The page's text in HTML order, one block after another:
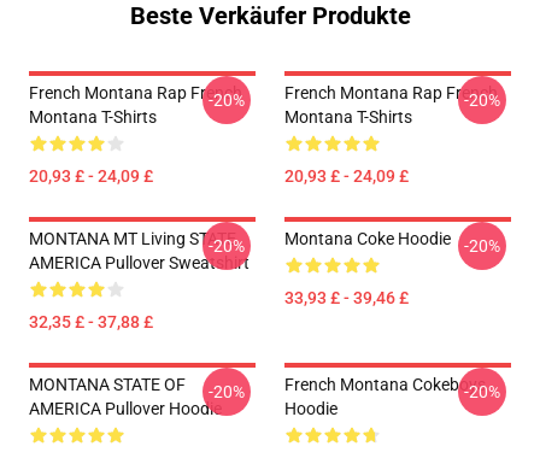
Beste Verkäufer Produkte
French Montana Rap French
Montana T-Shirts
20,93 £ - 24,09 £
-20%
French Montana Rap French
Montana T-Shirts
20,93 £ - 24,09 £
-20%
MONTANA MT Living STATE
AMERICA Pullover Sweatshirt
32,35 £ - 37,88 £
-20% Montana Coke Hoodie
33,93 £ - 39,46 £
-20%
MONTANA STATE OF
AMERICA Pullover Hoodie
-20%
French Montana Cokeboys
Hoodie
-20%